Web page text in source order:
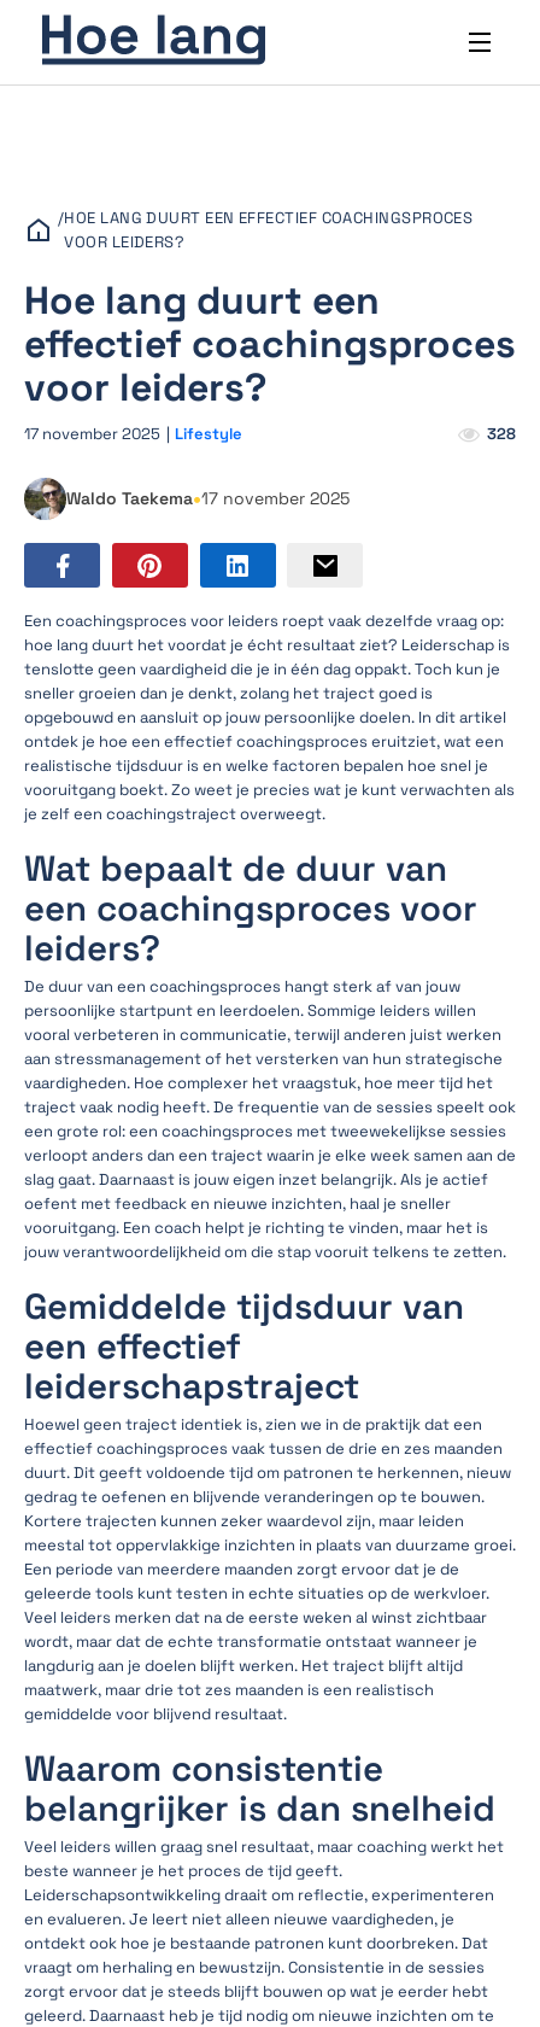
/HOE LANG DUURT EEN EFFECTIEF COACHINGSPROCES
VOOR LEIDERS?
Hoe lang duurt een
effectief coachingsproces
voor leiders?
17 november 2025 | Lifestyle 328
Waldo Taekema•17 november 2025
Een coachingsproces voor leiders roept vaak dezelfde vraag op:
hoe lang duurt het voordat je écht resultaat ziet? Leiderschap is
tenslotte geen vaardigheid die je in één dag oppakt. Toch kun je
sneller groeien dan je denkt, zolang het traject goed is
opgebouwd en aansluit op jouw persoonlijke doelen. In dit artikel
ontdek je hoe een effectief coachingsproces eruitziet, wat een
realistische tijdsduur is en welke factoren bepalen hoe snel je
vooruitgang boekt. Zo weet je precies wat je kunt verwachten als
je zelf een coachingstraject overweegt.
Wat bepaalt de duur van
een coachingsproces voor
leiders?
De duur van een coachingsproces hangt sterk af van jouw
persoonlijke startpunt en leerdoelen. Sommige leiders willen
vooral verbeteren in communicatie, terwijl anderen juist werken
aan stressmanagement of het versterken van hun strategische
vaardigheden. Hoe complexer het vraagstuk, hoe meer tijd het
traject vaak nodig heeft. De frequentie van de sessies speelt ook
een grote rol: een coachingsproces met tweewekelijkse sessies
verloopt anders dan een traject waarin je elke week samen aan de
slag gaat. Daarnaast is jouw eigen inzet belangrijk. Als je actief
oefent met feedback en nieuwe inzichten, haal je sneller
vooruitgang. Een coach helpt je richting te vinden, maar het is
jouw verantwoordelijkheid om die stap vooruit telkens te zetten.
Gemiddelde tijdsduur van
een effectief
leiderschapstraject
Hoewel geen traject identiek is, zien we in de praktijk dat een
effectief coachingsproces vaak tussen de drie en zes maanden
duurt. Dit geeft voldoende tijd om patronen te herkennen, nieuw
gedrag te oefenen en blijvende veranderingen op te bouwen.
Kortere trajecten kunnen zeker waardevol zijn, maar leiden
meestal tot oppervlakkige inzichten in plaats van duurzame groei.
Een periode van meerdere maanden zorgt ervoor dat je de
geleerde tools kunt testen in echte situaties op de werkvloer.
Veel leiders merken dat na de eerste weken al winst zichtbaar
wordt, maar dat de echte transformatie ontstaat wanneer je
langdurig aan je doelen blijft werken. Het traject blijft altijd
maatwerk, maar drie tot zes maanden is een realistisch
gemiddelde voor blijvend resultaat.
Waarom consistentie
belangrijker is dan snelheid
Veel leiders willen graag snel resultaat, maar coaching werkt het
beste wanneer je het proces de tijd geeft.
Leiderschapsontwikkeling draait om reflectie, experimenteren
en evalueren. Je leert niet alleen nieuwe vaardigheden, je
ontdekt ook hoe je bestaande patronen kunt doorbreken. Dat
vraagt om herhaling en bewustzijn. Consistentie in de sessies
zorgt ervoor dat je steeds blijft bouwen op wat je eerder hebt
geleerd. Daarnaast heb je tijd nodig om nieuwe inzichten om te